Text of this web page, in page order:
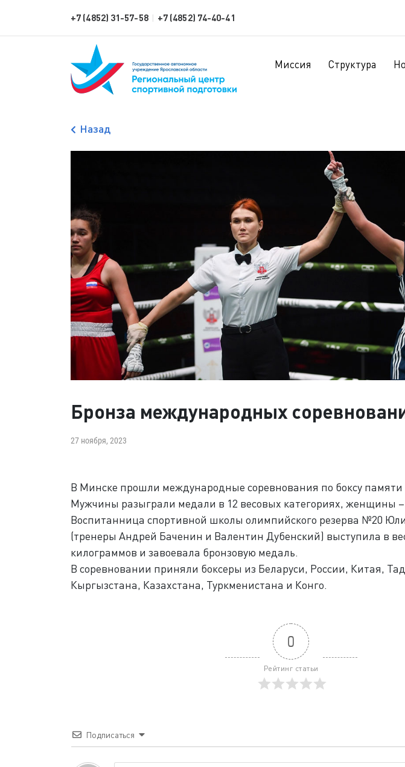
+7 (4852) 31-57-58 | +7 (4852) 74-40-41
Миссия Структура
Назад
Бронза международных
27 ноября, 2023
В Минске прошли международные соревнования по боксу
Мужчины разыграли медали в 12 весовых категориях, женщины
Воспитанница спортивной школы олимпийского резерва №20
(тренеры Андрей Баченин и Валентин Дубенский) выступила в
килограммов и завоевала бронзовую медаль.
В соревновании приняли боксеры из Беларуси, России, Китая,
Кыргызстана, Казахстана, Туркменистана и Конго.
0
Рейтинг статьи
Подписаться